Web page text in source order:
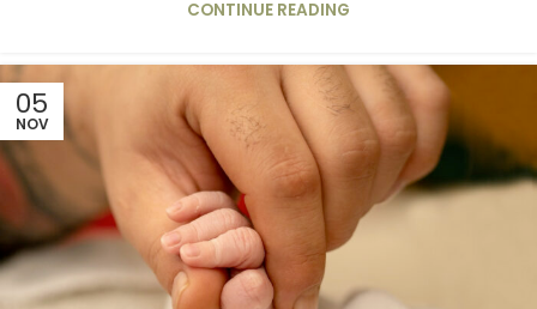
CONTINUE READING
05
NOV